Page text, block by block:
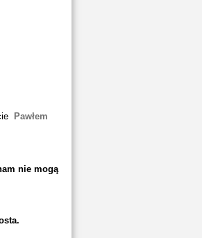
Pawłem
nie mogą